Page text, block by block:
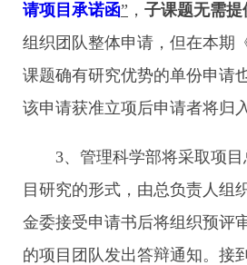
请项目承诺函” ， 子课题无需提
组织团队整体申请，但在本期
课题确有研究优势的单份申请
该申请获准立项后申请者将归
3、管理科学部将采取项目
目研究的形式，由总负责人组
金委接受申请书后将组织预评
的项目团队发出答辩通知。接